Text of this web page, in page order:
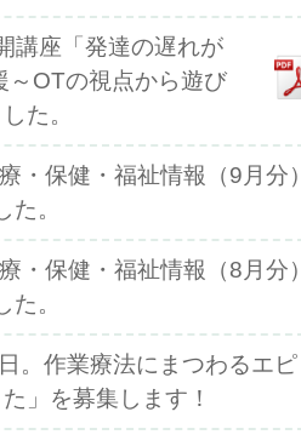
講座「発達の遅れが
～OTの視点から遊び
た。
・保健・福祉情報（9月分）
た。
・保健・福祉情報（8月分）
た。
。作業療法にまつわるエピ
」を募集します！